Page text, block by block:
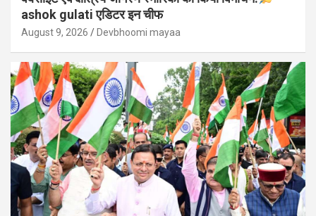
ashok gulati एडिटर इन चीफ
August 9, 2026 Devbhoomi mayaa